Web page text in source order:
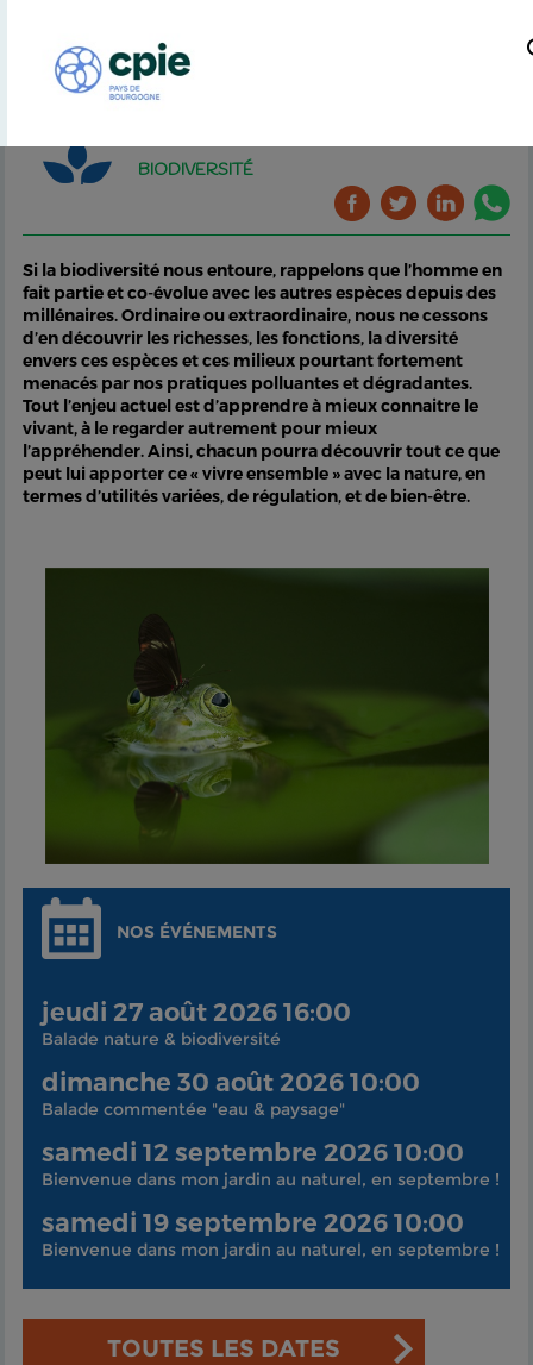
BIODIVERSITÉ
Si la biodiversité nous entoure, rappelons que l’homme en
fait partie et co-évolue avec les autres espèces depuis des
millénaires. Ordinaire ou extraordinaire, nous ne cessons
d’en découvrir les richesses, les fonctions, la diversité
envers ces espèces et ces milieux pourtant fortement
menacés par nos pratiques polluantes et dégradantes.
Tout l’enjeu actuel est d’apprendre à mieux connaitre le
vivant, à le regarder autrement pour mieux
l’appréhender. Ainsi, chacun pourra découvrir tout ce que
peut lui apporter ce « vivre ensemble » avec la nature, en
termes d’utilités variées, de régulation, et de bien-être.
NOS ÉVÉNEMENTS
jeudi 27 août 2026 16:00
Balade nature & biodiversité
dimanche 30 août 2026 10:00
Balade commentée "eau & paysage"
samedi 12 septembre 2026 10:00
Bienvenue dans mon jardin au naturel, en septembre !
samedi 19 septembre 2026 10:00
Bienvenue dans mon jardin au naturel, en septembre !
TOUTES LES DATES